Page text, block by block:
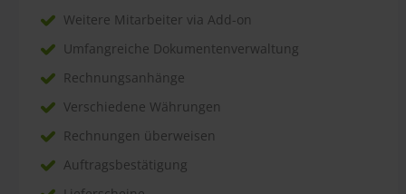
Weitere Mitarbeiter via Add-on
Umfangreiche Dokumentenverwaltung
Rechnungsanhänge
Verschiedene Währungen
Rechnungen überweisen
Auftragsbestätigung